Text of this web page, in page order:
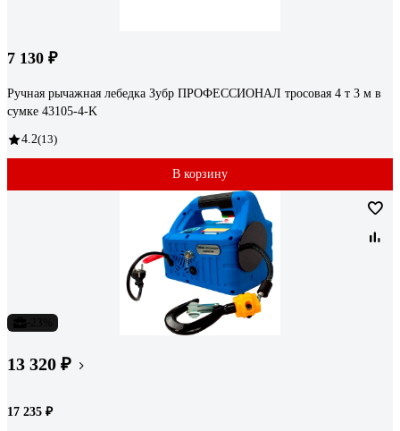
7 130 ₽
Ручная рычажная лебедка Зубр ПРОФЕССИОНАЛ тросовая 4 т 3 м в
сумке 43105-4-K
4.2(13)
В корзину
13 320 ₽
17 235 ₽